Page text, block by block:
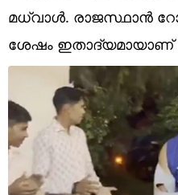
Religion
Web Story
Short Videos
മധ്‌വാള്‍. രാജസ്ഥാന്‍
ശേഷം